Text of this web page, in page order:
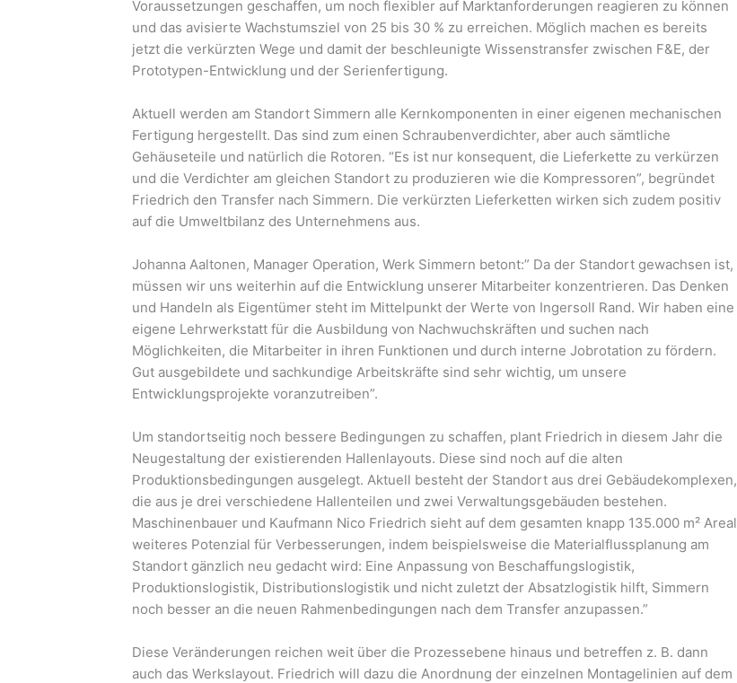
Voraussetzungen geschaffen, um noch flexibler auf Marktanforderungen reagieren zu können
und das avisierte Wachstumsziel von 25 bis 30 % zu erreichen. Möglich machen es bereits
jetzt die verkürzten Wege und damit der beschleunigte Wissenstransfer zwischen F&E, der
Prototypen-Entwicklung und der Serienfertigung.
Aktuell werden am Standort Simmern alle Kernkomponenten in einer eigenen mechanischen
Fertigung hergestellt. Das sind zum einen Schraubenverdichter, aber auch sämtliche
Gehäuseteile und natürlich die Rotoren. “Es ist nur konsequent, die Lieferkette zu verkürzen
und die Verdichter am gleichen Standort zu produzieren wie die Kompressoren”, begründet
Friedrich den Transfer nach Simmern. Die verkürzten Lieferketten wirken sich zudem positiv
auf die Umweltbilanz des Unternehmens aus.
Johanna Aaltonen, Manager Operation, Werk Simmern betont:” Da der Standort gewachsen ist,
müssen wir uns weiterhin auf die Entwicklung unserer Mitarbeiter konzentrieren. Das Denken
und Handeln als Eigentümer steht im Mittelpunkt der Werte von Ingersoll Rand. Wir haben eine
eigene Lehrwerkstatt für die Ausbildung von Nachwuchskräften und suchen nach
Möglichkeiten, die Mitarbeiter in ihren Funktionen und durch interne Jobrotation zu fördern.
Gut ausgebildete und sachkundige Arbeitskräfte sind sehr wichtig, um unsere
Entwicklungsprojekte voranzutreiben”.
Um standortseitig noch bessere Bedingungen zu schaffen, plant Friedrich in diesem Jahr die
Neugestaltung der existierenden Hallenlayouts. Diese sind noch auf die alten
Produktionsbedingungen ausgelegt. Aktuell besteht der Standort aus drei Gebäudekomplexen,
die aus je drei verschiedene Hallenteilen und zwei Verwaltungsgebäuden bestehen.
Maschinenbauer und Kaufmann Nico Friedrich sieht auf dem gesamten knapp 135.000 m² Areal
weiteres Potenzial für Verbesserungen, indem beispielsweise die Materialflussplanung am
Standort gänzlich neu gedacht wird: Eine Anpassung von Beschaffungslogistik,
Produktionslogistik, Distributionslogistik und nicht zuletzt der Absatzlogistik hilft, Simmern
noch besser an die neuen Rahmenbedingungen nach dem Transfer anzupassen.”
Diese Veränderungen reichen weit über die Prozessebene hinaus und betreffen z. B. dann
auch das Werkslayout. Friedrich will dazu die Anordnung der einzelnen Montagelinien auf dem